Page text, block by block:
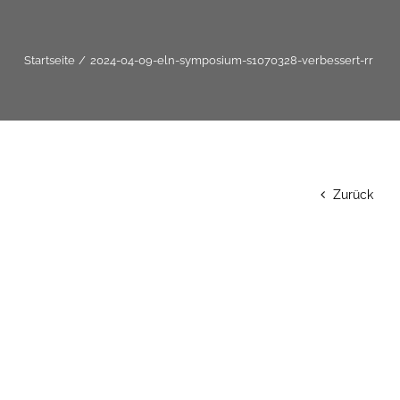
Startseite 2024-04-09-eln-symposium-s1070328-verbessert-rr
Zurück